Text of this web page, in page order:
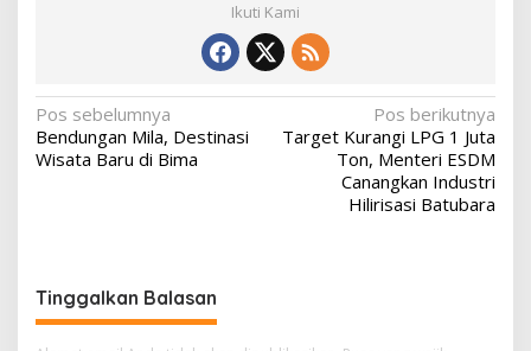
Ikuti Kami
N
a
a
s
Pos sebelumnya
Bendungan Mila, Destinasi
Wisata Baru di Bima
Pos berikutnya
Target Kurangi LPG 1 Juta
Ton, Menteri ESDM
Canangkan Industri
Hilirisasi Batubara
Tinggalkan Balasan